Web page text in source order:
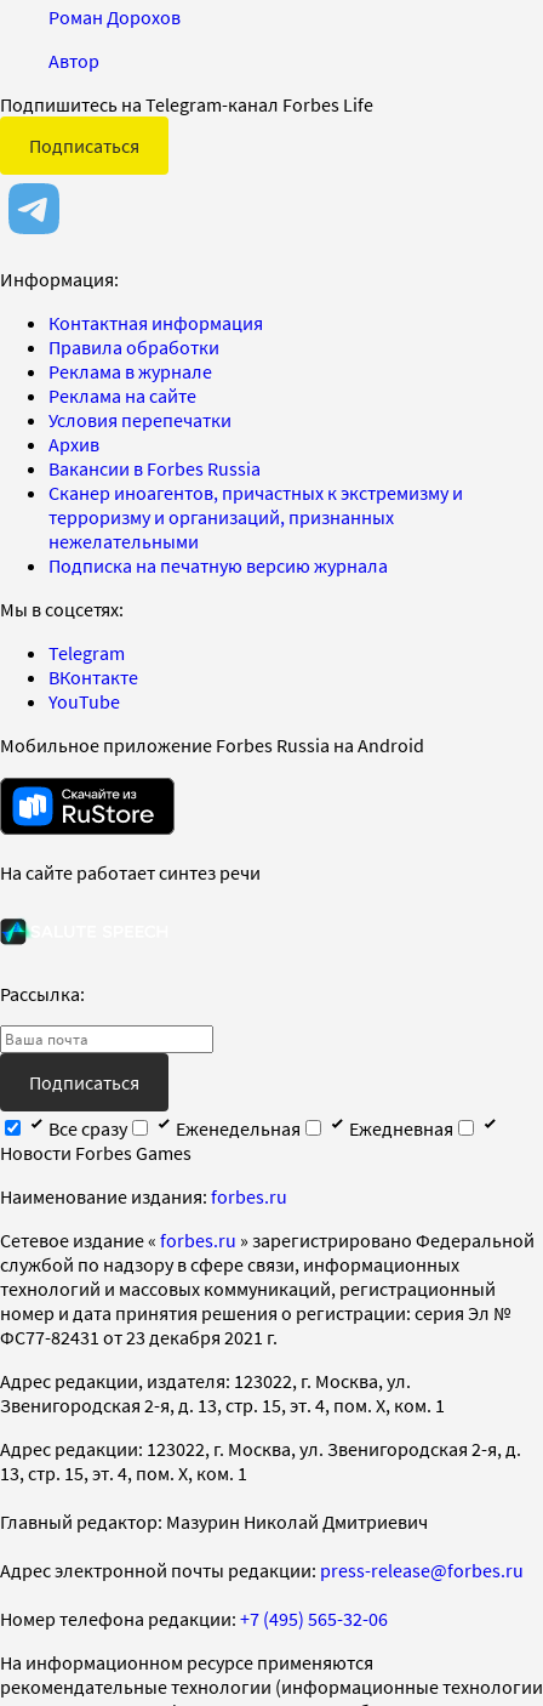
Роман Дорохов
Автор
Подпишитесь на Telegram-канал Forbes Life
Подписаться
Информация:
Контактная информация
Правила обработки
Реклама в журнале
Реклама на сайте
Условия перепечатки
Архив
Вакансии в Forbes Russia
Сканер иноагентов, причастных к экстремизму и
терроризму и организаций, признанных
нежелательными
Подписка на печатную версию журнала
Мы в соцсетях:
Telegram
ВКонтакте
YouTube
Мобильное приложение Forbes Russia на Android
На сайте работает синтез речи
Рассылка:
Подписаться
Все сразу
Еженедельная
Ежедневная
Новости Forbes Games
Наименование издания: forbes.ru
Cетевое издание « forbes.ru » зарегистрировано Федеральной
службой по надзору в сфере связи, информационных
технологий и массовых коммуникаций, регистрационный
номер и дата принятия решения о регистрации: серия Эл №
ФС77-82431 от 23 декабря 2021 г.
Адрес редакции, издателя: 123022, г. Москва, ул.
Звенигородская 2-я, д. 13, стр. 15, эт. 4, пом. X, ком. 1
Адрес редакции: 123022, г. Москва, ул. Звенигородская 2-я, д.
13, стр. 15, эт. 4, пом. X, ком. 1
Главный редактор: Мазурин Николай Дмитриевич
Адрес электронной почты редакции: press-release@forbes.ru
Номер телефона редакции: +7 (495) 565-32-06
На информационном ресурсе применяются
рекомендательные технологии (информационные технологии